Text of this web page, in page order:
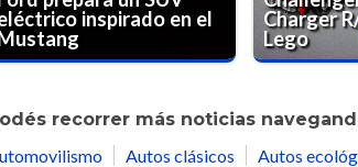
inspirado en el
Charger
Lego
recorrer más noticias
Autos clásicos Autos